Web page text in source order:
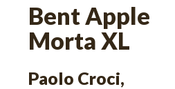
Bent Apple
Morta XL
Paolo Croci,